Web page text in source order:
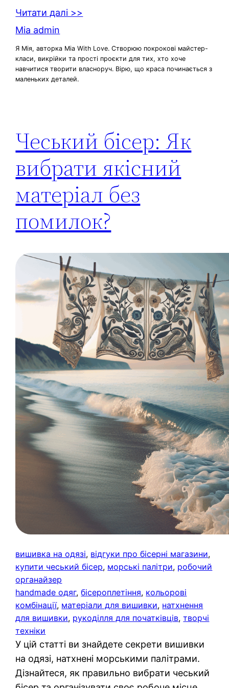
Читати далі >>
Mia admin
Я Мія, авторка Mia With Love. Створюю покрокові майстер-
класи, викрійки та прості проєкти для тих, хто хоче
навчитися творити власноруч. Вірю, що краса починається з
маленьких деталей.
Чеський бісер: Як
вибрати якісний
матеріал без
помилок?
вишивка на одязі, відгуки про бісерні магазини
купити чеський бісер, морські палітри, робочий
органайзер
handmade одяг, бісероплетіння, кольорові
комбінації, матеріали для вишивки, натхнення
для вишивки, рукоділля для початківців, творчі
техніки
У цій статті ви знайдете секрети вишивки
на одязі, натхнені морськими палітрами.
Дізнайтеся, як правильно вибрати чеський